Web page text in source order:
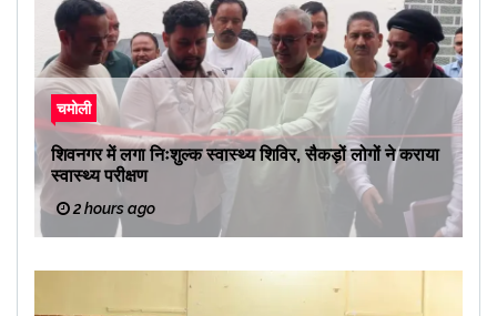
चमोली
शिवनगर में लगा निःशुल्क स्वास्थ्य शिविर, सैकड़ों लोगों ने कराया
स्वास्थ्य परीक्षण
2 hours ago